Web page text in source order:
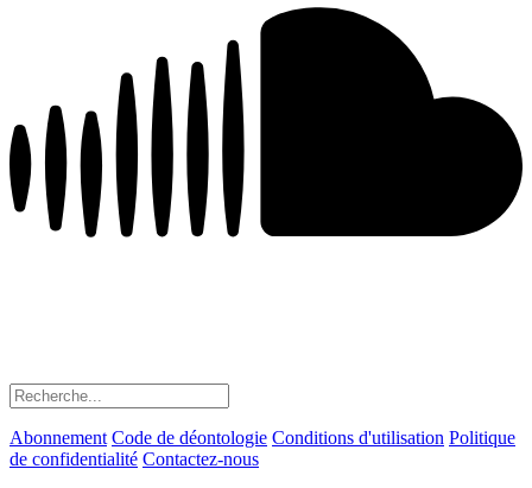
Abonnement Code de déontologie Conditions d'utilisation Politique
de confidentialité Contactez-nous